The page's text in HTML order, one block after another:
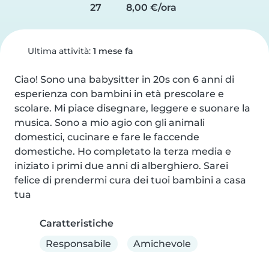
27
8,00 €/ora
Ultima attività: 1 mese fa
Ciao! Sono una babysitter in 20s con 6 anni di
esperienza con bambini in età prescolare e
scolare. Mi piace disegnare, leggere e suonare la
musica. Sono a mio agio con gli animali
domestici, cucinare e fare le faccende
domestiche. Ho completato la terza media e
iniziato i primi due anni di alberghiero. Sarei
felice di prendermi cura dei tuoi bambini a casa
tua
Caratteristiche
Responsabile
Amichevole